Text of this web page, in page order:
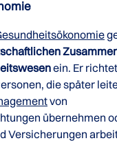
ein. Er
die später
von
übernehmen
Versicherungen